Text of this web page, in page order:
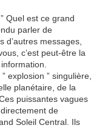
Quel est ce grand
parler de
d’autres messages,
c’est peut-être la
explosion ” singulière,
planétaire, de la
puissantes vagues
de
Soleil Central. Ils